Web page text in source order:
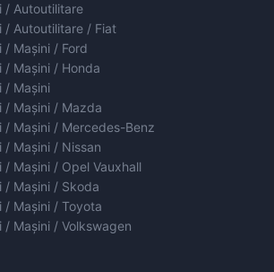
/ Autoutilitare
/ Autoutilitare / Fiat
/ Mașini / Ford
/ Mașini / Honda
/ Mașini
/ Mașini / Mazda
/ Mașini / Mercedes-Benz
/ Mașini / Nissan
Mașini / Opel Vauxhall
/ Mașini / Skoda
/ Mașini / Toyota
/ Mașini / Volkswagen